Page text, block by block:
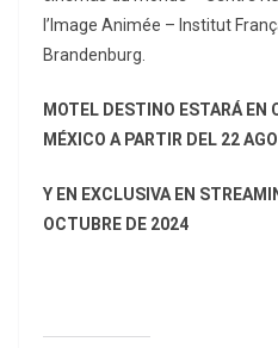
l’Image Animée – Institut
Brandenburg.
MOTEL DESTINO ESTARÁ EN
MÉXICO A PARTIR DEL 22
Y EN EXCLUSIVA EN
OCTUBRE DE 2024